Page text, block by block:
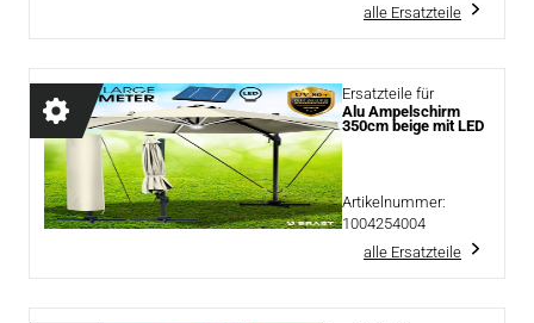
alle Ersatzteile
Ersatzteile für
Alu Ampelschirm
350cm beige mit LED
Artikelnummer:
1004254004
alle Ersatzteile